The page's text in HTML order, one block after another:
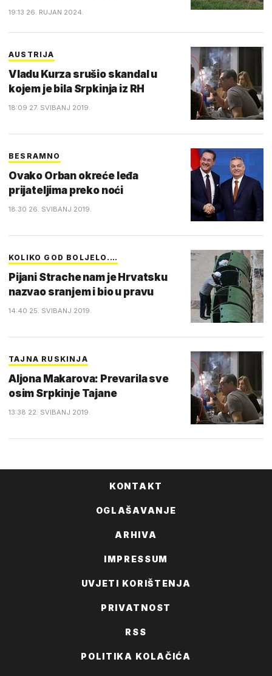
19:13 26. RUJAN 2024.
AUSTRIJA
Vladu Kurza srušio skandal u
kojem je bila Srpkinja iz RH
18:09 27. SVIBANJ 2019.
BESRAMNO
Ovako Orban okreće leđa
prijateljima preko noći
18:30 26. SVIBANJ 2019.
KOLIKO GOD BOLJELO.…
Pijani Strache nam je Hrvatsku
nazvao sranjem i bio u pravu
14:40 25. SVIBANJ 2019.
TAJNA RUSKINJA
Aljona Makarova: Prevarila sve
osim Srpkinje Tajane
13:38 22. SVIBANJ 2019.
KONTAKT
OGLAŠAVANJE
ARHIVA
IMPRESSUM
UVJETI KORIŠTENJA
PRIVATNOST
RSS
POLITIKA KOLAČIĆA